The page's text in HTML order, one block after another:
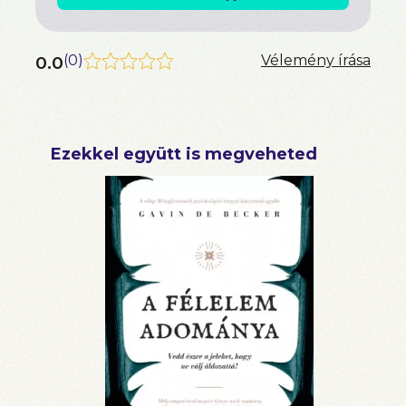
hagyatkozni az ösztöneikre, hogy megvédhessék
magukat." Carrie Fisher
0.0(0) Vélemény írása
Ezekkel együtt is megveheted